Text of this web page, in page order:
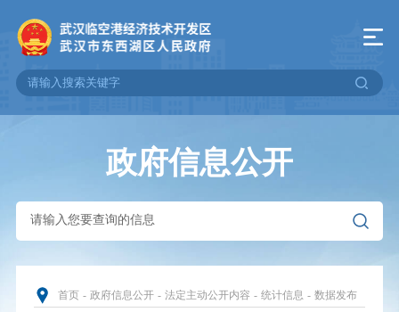
政府信息公开
首页 - 政府信息公开 - 法定主动公开内容 - 统计信息 - 数据发布